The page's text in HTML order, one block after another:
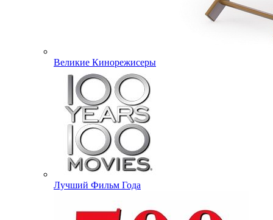
Великие Кинорежисеры
Лучший Фильм Года